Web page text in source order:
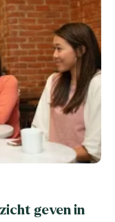
geven in